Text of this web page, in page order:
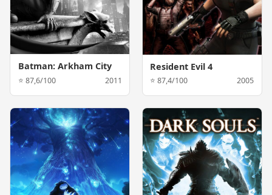
Batman: Arkham City
⭐ 87,6/100 2011
Resident Evil 4
⭐ 87,4/100 2005